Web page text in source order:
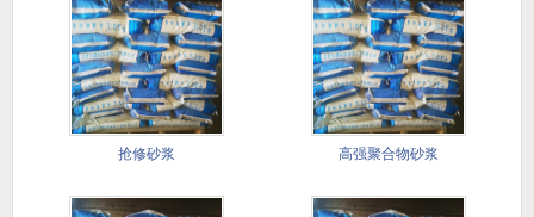
抢修砂浆 高强聚合物砂浆